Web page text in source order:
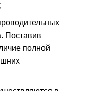
Поставив
полной